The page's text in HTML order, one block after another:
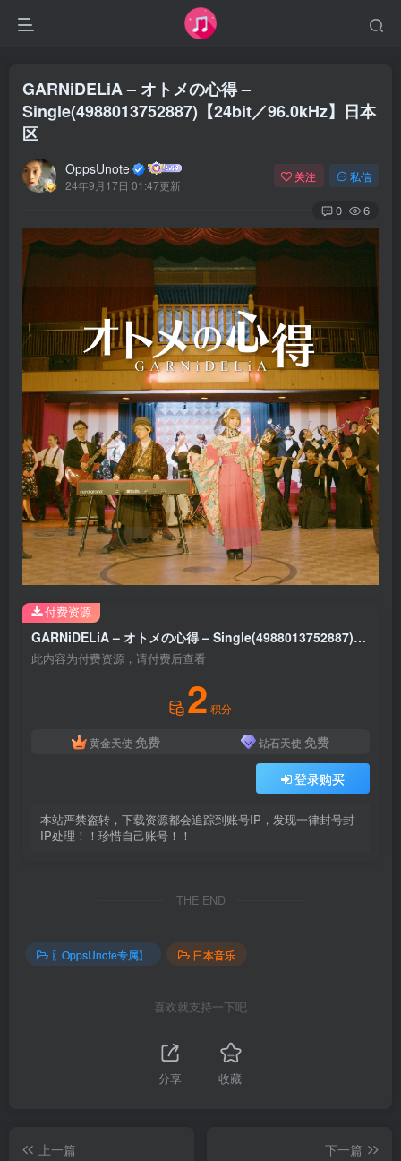
GARNiDELiA – オトメの心得 –
Single(4988013752887)【24bit／96.0kHz】日本
区
OppsUnote
24年9月17日 01:47更新
关注 私信
0 6
GARNiDELiA – オトメの心得 – Single(4988013752887)【24bit／96.0kHz】日本区
此内容为付费资源，请付费后查看
2 积分
黄金天使 免费 钻石天使 免费
登录购买
本站严禁盗转，下载资源都会追踪到账号IP，发现一律封号封
IP处理！！珍惜自己账号！！
付费资源
THE END
〖OppsUnote专属〗 日本音乐
喜欢就支持一下吧
分享 收藏
上一篇
下一篇